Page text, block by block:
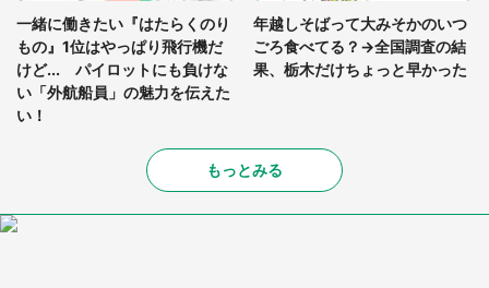
一緒に働きたい『はたらくのり
もの』1位はやっぱり飛行機だ
けど... パイロットにも負けな
い「外航船員」の魅力を伝えた
い！
年越しそばって大みそかのいつ
ごろ食べてる？→全国調査の結
果、栃木だけちょっと早かった
もっとみる